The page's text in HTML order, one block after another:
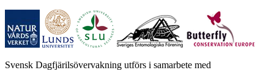
Svensk Dagfjärilsövervakning utförs i samarbete med